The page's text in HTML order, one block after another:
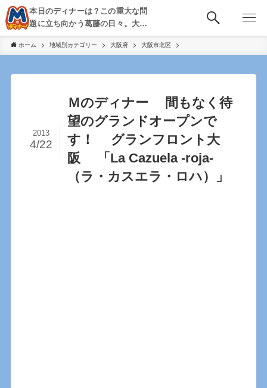
本日のディナーは？この重大な問
題に立ち向かう葛藤の日々。大
阪・京都・神戸を中心とした食べ
歩き、飲み歩きを綴る。
ホーム 地域別カテゴリー 大阪府 大阪市北区
Ｍのディナー 間もなく待
望のグランドオープンで
す！ グランフロント大
阪 「La Cazuela -roja-
（ラ・カスエラ・ロハ）」
2013
4/22